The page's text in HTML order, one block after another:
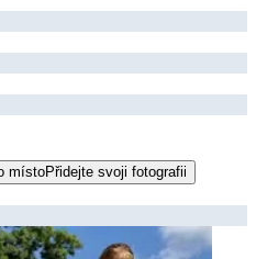
místoPřidejte svoji fotografii